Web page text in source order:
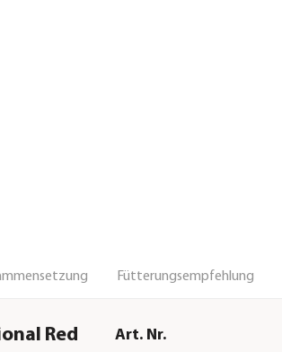
Fütterungsempfehlung
Red Art. Nr.